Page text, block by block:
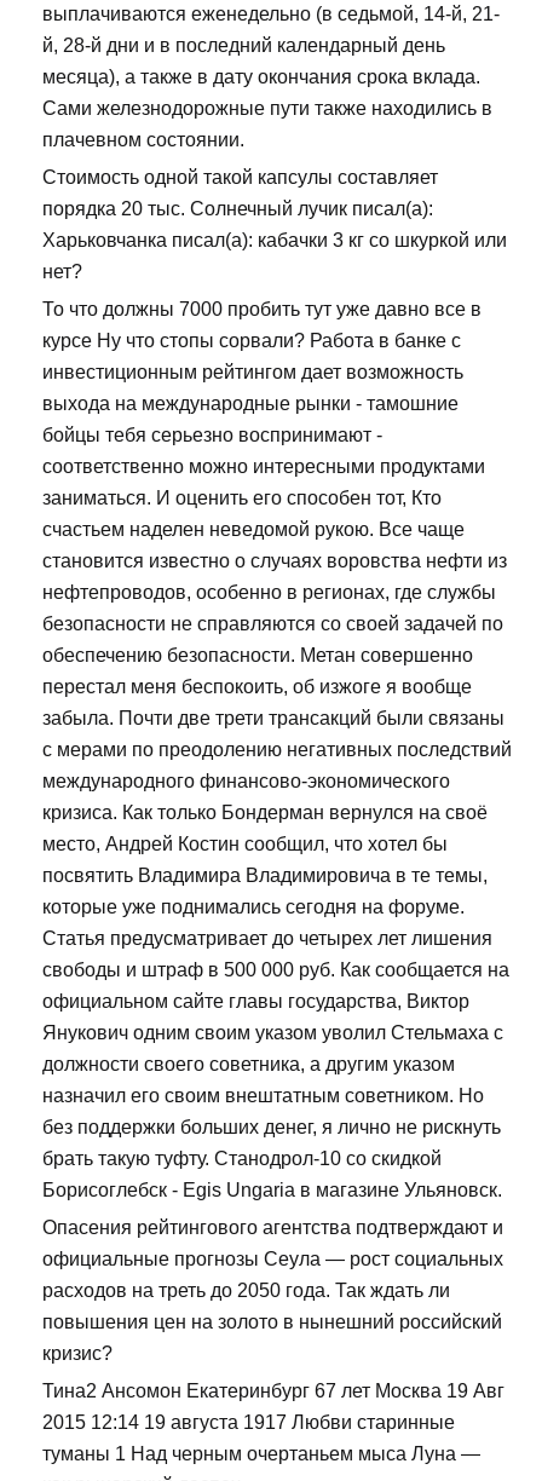
выплачиваются еженедельно (в седьмой, 14-й, 21-
й, 28-й дни и в последний календарный день
месяца), а также в дату окончания срока вклада.
Сами железнодорожные пути также находились в
плачевном состоянии.
Стоимость одной такой капсулы составляет
порядка 20 тыс. Солнечный лучик писал(а):
Харьковчанка писал(а): кабачки 3 кг со шкуркой или
нет?
То что должны 7000 пробить тут уже давно все в
курсе Ну что стопы сорвали? Работа в банке с
инвестиционным рейтингом дает возможность
выхода на международные рынки - тамошние
бойцы тебя серьезно воспринимают -
соответственно можно интересными продуктами
заниматься. И оценить его способен тот, Кто
счастьем наделен неведомой рукою. Все чаще
становится известно о случаях воровства нефти из
нефтепроводов, особенно в регионах, где службы
безопасности не справляются со своей задачей по
обеспечению безопасности. Метан совершенно
перестал меня беспокоить, об изжоге я вообще
забыла. Почти две трети трансакций были связаны
с мерами по преодолению негативных последствий
международного финансово-экономического
кризиса. Как только Бондерман вернулся на своё
место, Андрей Костин сообщил, что хотел бы
посвятить Владимира Владимировича в те темы,
которые уже поднимались сегодня на форуме.
Статья предусматривает до четырех лет лишения
свободы и штраф в 500 000 руб. Как сообщается на
официальном сайте главы государства, Виктор
Янукович одним своим указом уволил Стельмаха с
должности своего советника, а другим указом
назначил его своим внештатным советником. Но
без поддержки больших денег, я лично не рискнуть
брать такую туфту. Станодрол-10 со скидкой
Борисоглебск - Egis Ungaria в магазине Ульяновск.
Опасения рейтингового агентства подтверждают и
официальные прогнозы Сеула — рост социальных
расходов на треть до 2050 года. Так ждать ли
повышения цен на золото в нынешний российский
кризис?
Тина2 Ансомон Екатеринбург 67 лет Москва 19 Авг
2015 12:14 19 августа 1917 Любви старинные
туманы 1 Над черным очертаньем мыса Луна —